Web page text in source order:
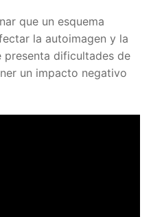
que un esquema
la autoimagen y la
presenta dificultades de
un impacto negativo